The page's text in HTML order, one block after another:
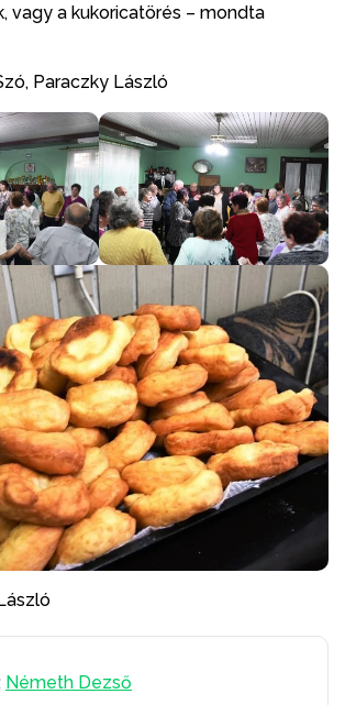
vagy a kukoricatörés – mondta
Paraczky László
Németh Dezső